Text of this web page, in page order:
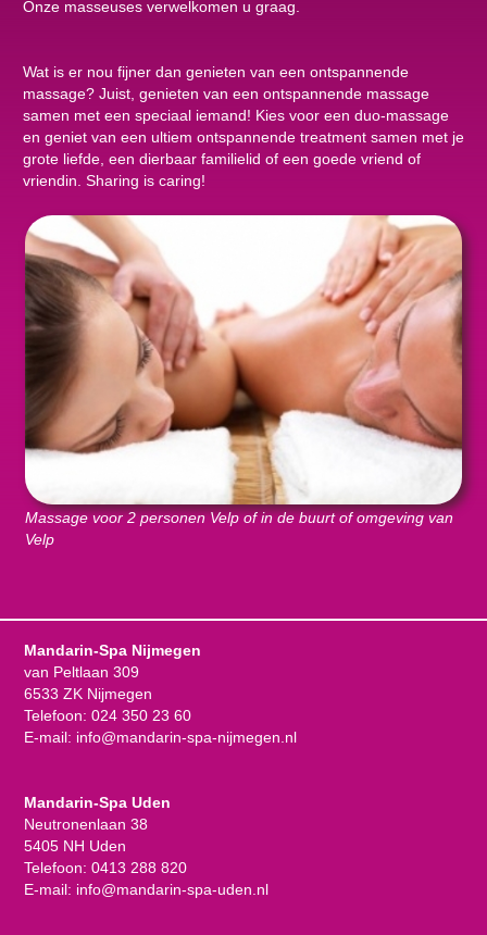
Onze masseuses verwelkomen u graag.
Wat is er nou fijner dan genieten van een ontspannende
massage? Juist, genieten van een ontspannende massage
samen met een speciaal iemand! Kies voor een duo-massage
en geniet van een ultiem ontspannende treatment samen met je
grote liefde, een dierbaar familielid of een goede vriend of
vriendin. Sharing is caring!
Massage voor 2 personen Velp of in de buurt of omgeving van
Velp
Mandarin-Spa Nijmegen
van Peltlaan 309
6533 ZK Nijmegen
Telefoon: 024 350 23 60
E-mail: info@mandarin-spa-nijmegen.nl
Mandarin-Spa Uden
Neutronenlaan 38
5405 NH Uden
Telefoon: 0413 288 820
E-mail: info@mandarin-spa-uden.nl